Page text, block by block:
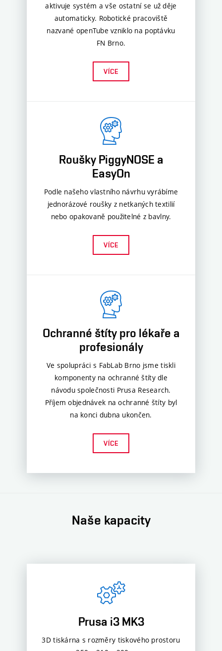
aktivuje systém a vše ostatní se už děje
automaticky. Robotické pracoviště
nazvané openTube vzniklo na poptávku
FN Brno.
VÍCE
Roušky PiggyNOSE a
EasyOn
Podle našeho vlastního návrhu vyrábíme
jednorázové roušky z netkaných textilií
nebo opakovaně použitelné z bavlny.
VÍCE
Ochranné štíty pro lékaře a
profesionály
Ve spolupráci s FabLab Brno jsme tiskli
komponenty na ochranné štíty dle
návodu společnosti Prusa Research.
Příjem objednávek na ochranné štíty byl
na konci dubna ukončen.
VÍCE
Naše kapacity
Prusa i3 MK3
3D tiskárna s rozměry tiskového prostoru